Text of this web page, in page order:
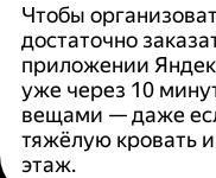
Чтобы
достаточно
приложении
уже через 10
вещами — даже
тяжёлую кровать
этаж.